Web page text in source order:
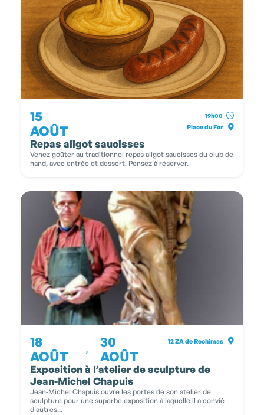
15
AOÛT
19h00
Place du For
Repas aligot saucisses
Venez goûter au traditionnel repas aligot saucisses du club de
hand, avec entrée et dessert. Pensez à réserver.
18
AOÛT
→
30
AOÛT
12 ZA de Rechimas
Exposition à l’atelier de sculpture de
Jean-Michel Chapuis
Jean-Michel Chapuis ouvre les portes de son atelier de
sculpture pour une superbe exposition à laquelle il a convié
d'autres...